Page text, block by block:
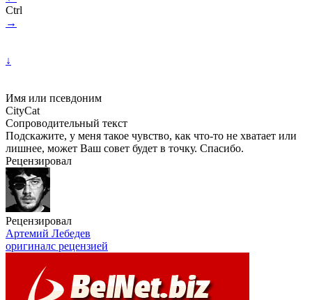
Ctrl
→
↓
Имя или псевдоним
CityCat
Сопроводительный текст
Подскажите, у меня такое чувство, как что-то не хватает или
лишнее, может Ваш совет будет в точку. Спасибо.
Рецензировал
Рецензировал
Артемий Лебедев
оригиналс рецензией